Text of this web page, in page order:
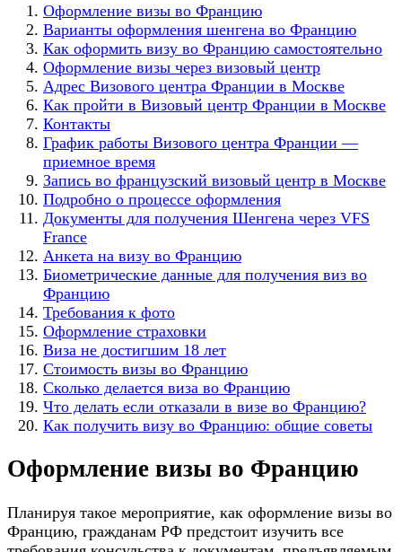
Оформление визы во Францию
Варианты оформления шенгена во Францию
Как оформить визу во Францию самостоятельно
Оформление визы через визовый центр
Адрес Визового центра Франции в Москве
Как пройти в Визовый центр Франции в Москве
Контакты
График работы Визового центра Франции —
приемное время
Запись во французский визовый центр в Москве
Подробно о процессе оформления
Документы для получения Шенгена через VFS
France
Анкета на визу во Францию
Биометрические данные для получения виз во
Францию
Требования к фото
Оформление страховки
Виза не достигшим 18 лет
Стоимость визы во Францию
Сколько делается виза во Францию
Что делать если отказали в визе во Францию?
Как получить визу во Францию: общие советы
Оформление визы во Францию
Планируя такое мероприятие, как оформление визы во
Францию, гражданам РФ предстоит изучить все